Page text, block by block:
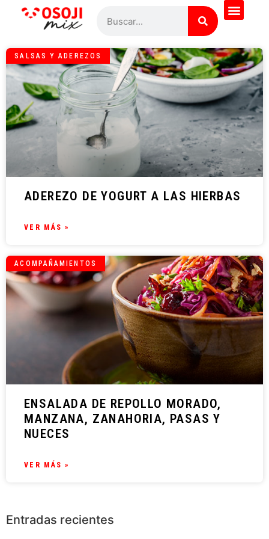
SALSAS Y ADEREZOS
ADEREZO DE YOGURT A LAS HIERBAS
VER MÁS »
ACOMPAÑAMIENTOS
ENSALADA DE REPOLLO MORADO,
MANZANA, ZANAHORIA, PASAS Y
NUECES
VER MÁS »
Entradas recientes